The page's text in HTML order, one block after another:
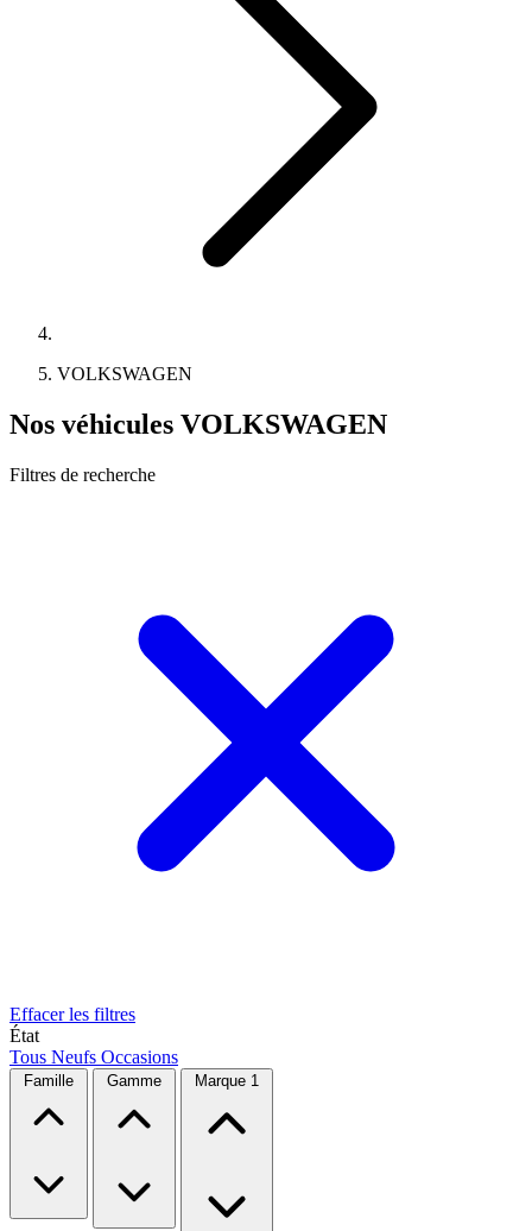
VOLKSWAGEN
Nos véhicules VOLKSWAGEN
Filtres de recherche
Effacer les filtres
État
Tous Neufs Occasions
Famille Gamme Marque 1